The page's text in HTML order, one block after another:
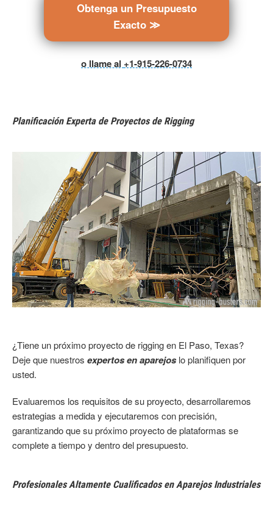
Obtenga un Presupuesto
Exacto ≫
o llame al +1-915-226-0734
Planificación Experta de Proyectos de Rigging
¿Tiene un próximo proyecto de rigging en El Paso, Texas?
Deje que nuestros expertos en aparejoslo planifiquen por
usted.
Evaluaremos los requisitos de su proyecto, desarrollaremos
estrategias a medida y ejecutaremos con precisión,
garantizando que su próximo proyecto de plataformas se
complete a tiempo y dentro del presupuesto.
Profesionales Altamente Cualificados en Aparejos Industriales